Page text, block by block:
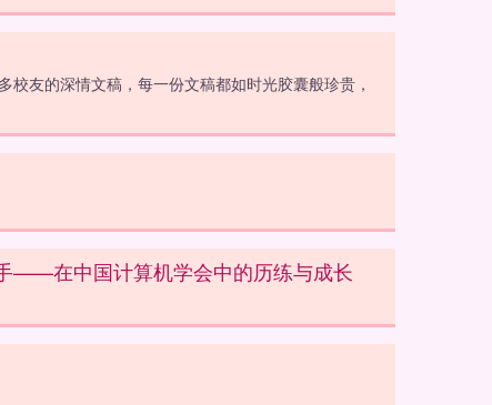
校友的深情文稿，每一份文稿都如时光胶囊般珍贵，
——在中国计算机学会中的历练与成长